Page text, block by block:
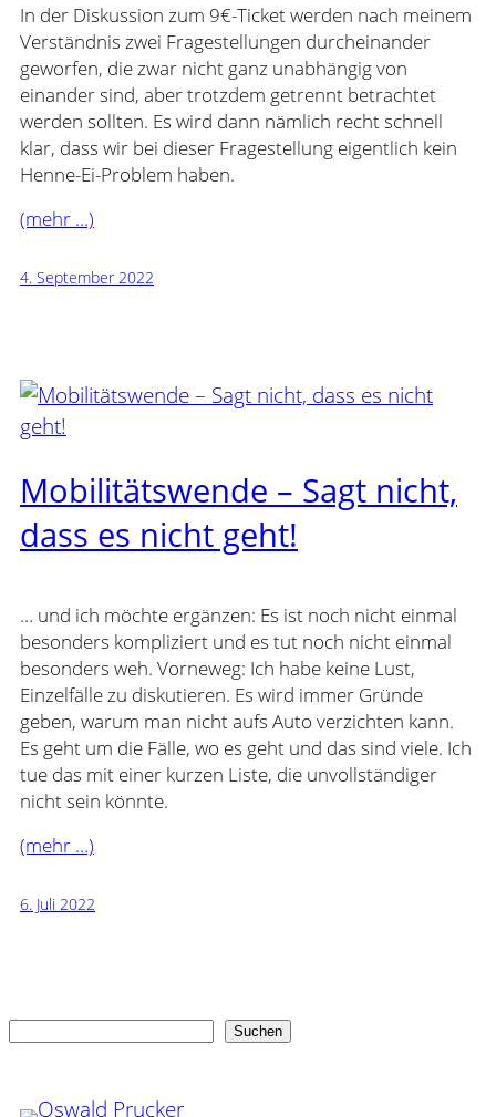
In der Diskussion zum 9€-Ticket werden nach meinem
Verständnis zwei Fragestellungen durcheinander
geworfen, die zwar nicht ganz unabhängig von
einander sind, aber trotzdem getrennt betrachtet
werden sollten. Es wird dann nämlich recht schnell
klar, dass wir bei dieser Fragestellung eigentlich kein
Henne-Ei-Problem haben.
(mehr …)
4. September 2022
Mobilitätswende – Sagt nicht,
dass es nicht geht!
… und ich möchte ergänzen: Es ist noch nicht einmal
besonders kompliziert und es tut noch nicht einmal
besonders weh. Vorneweg: Ich habe keine Lust,
Einzelfälle zu diskutieren. Es wird immer Gründe
geben, warum man nicht aufs Auto verzichten kann.
Es geht um die Fälle, wo es geht und das sind viele. Ich
tue das mit einer kurzen Liste, die unvollständiger
nicht sein könnte.
(mehr …)
6. Juli 2022
Suchen Suchen